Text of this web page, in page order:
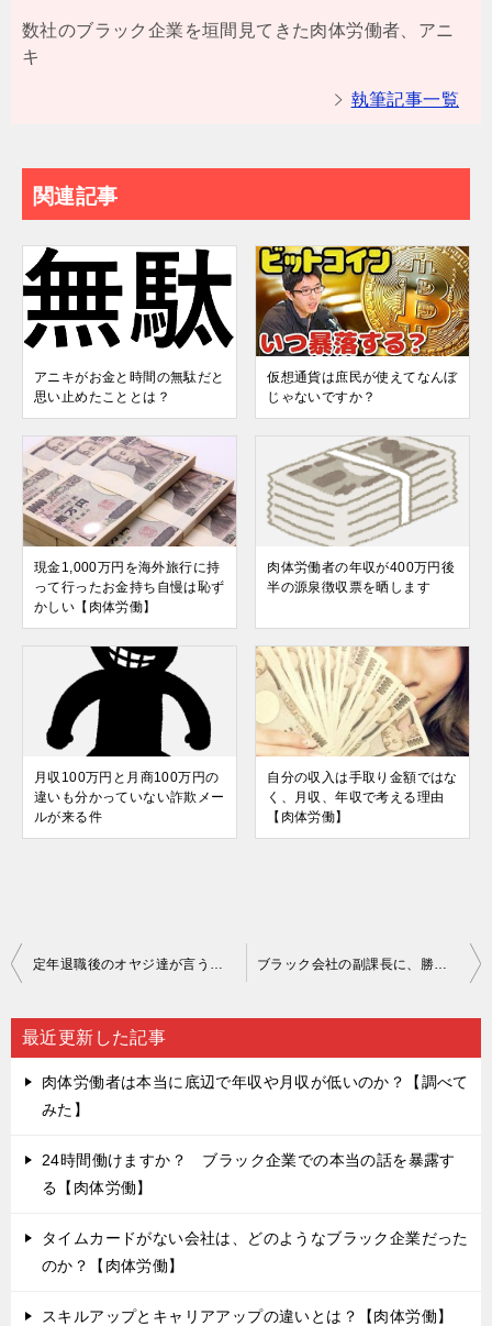
数社のブラック企業を垣間見てきた肉体労働者、アニ
キ
執筆記事一覧
関連記事
アニキがお金と時間の無駄だと
思い止めたこととは？
仮想通貨は庶民が使えてなんぼ
じゃないですか？
現金1,000万円を海外旅行に持
って行ったお金持ち自慢は恥ず
かしい【肉体労働】
肉体労働者の年収が400万円後
半の源泉徴収票を晒します
月収100万円と月商100万円の
違いも分かっていない詐欺メー
ルが来る件
自分の収入は手取り金額ではな
く、月収、年収で考える理由
【肉体労働】
投
ナ
ビ
シ
ン
最近更新した記事
肉体労働者は本当に底辺で年収や月収が低いのか？【調べて
みた】
24時間働けますか？ ブラック企業での本当の話を暴露す
る【肉体労働】
タイムカードがない会社は、どのようなブラック企業だった
のか？【肉体労働】
スキルアップとキャリアアップの違いとは？【肉体労働】